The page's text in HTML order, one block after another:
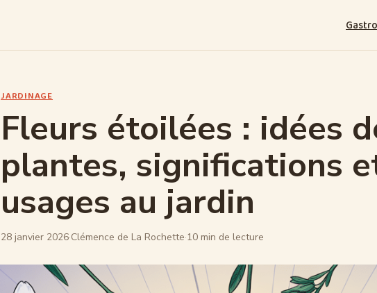
JARDINAGE
Fleurs étoilées : idées
plantes, significations
usages au jardin
28 janvier 2026·Clémence de La Rochette·10 min de lecture